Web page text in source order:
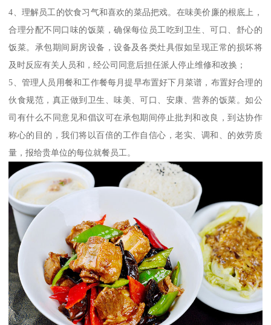
4、理解员工的饮食习气和喜欢的菜品把戏。在味美价廉的根底上，
合理分配不同口味的饭菜，确保每位员工吃到卫生、可口、舒心的
饭菜。承包期间厨房设备，设备及各类灶具假如呈现正常的损坏将
及时反应有关人员和，经公司同意后担任派人停止维修和改换；
5、管理人员用餐和工作餐每月提早布置好下月菜谱，布置好合理的
伙食规范，真正做到卫生、味美、可口、安康、营养的饭菜。如公
司有什么不同意见和倡议可在承包期间停止批判和改良，到达协作
称心的目的，我们将以百倍的工作自信心，老实、调和、的效劳质
量，报给贵单位的每位就餐员工。